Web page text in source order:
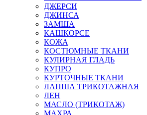
ДЖЕРСИ
ДЖИНСА
ЗАМША
КАШКОРСЕ
КОЖА
КОСТЮМНЫЕ ТКАНИ
КУЛИРНАЯ ГЛАДЬ
КУПРО
КУРТОЧНЫЕ ТКАНИ
ЛАПША ТРИКОТАЖНАЯ
ЛЕН
МАСЛО (ТРИКОТАЖ)
МАХРА